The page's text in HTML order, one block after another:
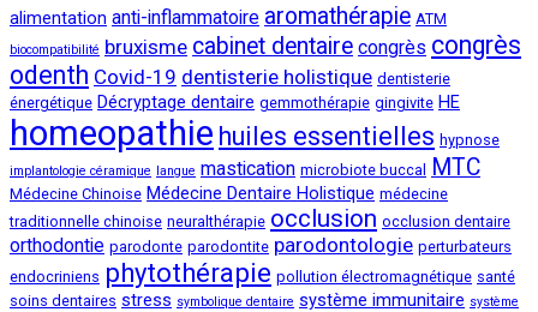
alimentation anti-inflammatoire aromathérapie ATM
biocompatibilité bruxisme cabinet dentaire congrès congrès
odenth Covid-19 dentisterie holistique dentisterie
énergétique Décryptage dentaire gemmothérapie gingivite HE
homeopathie huiles essentielles hypnose
implantologie céramique langue mastication microbiote buccal MTC
Médecine Chinoise Médecine Dentaire Holistique médecine
traditionnelle chinoise neuralthérapie occlusion occlusion dentaire
orthodontie parodonte parodontite parodontologie perturbateurs
endocriniens phytothérapie pollution électromagnétique santé
soins dentaires stress symbolique dentaire système immunitaire système